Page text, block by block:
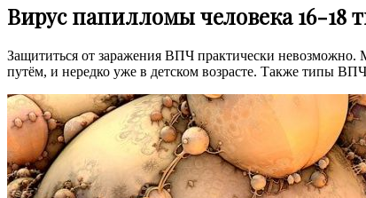
Вирус папилломы человека 16-18
Защититься от заражения ВПЧ практически невозможно.
путём, и нередко уже в детском возрасте. Также типы